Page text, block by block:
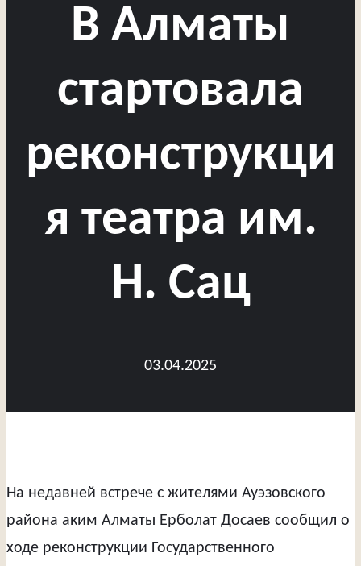
В Алматы
стартовала
реконструкци
я театра им.
Н. Сац
03.04.2025
На недавней встрече с жителями Ауэзовского
района аким Алматы Ерболат Досаев сообщил о
ходе реконструкции Государственного